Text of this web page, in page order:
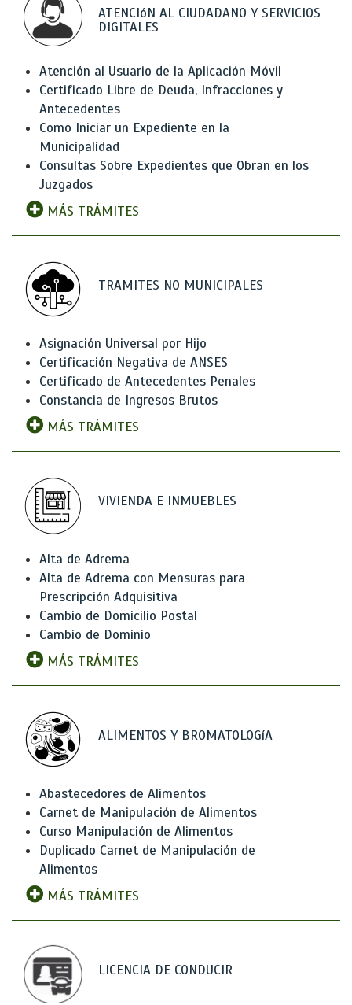
ATENCIóN AL CIUDADANO Y SERVICIOS
DIGITALES
Atención al Usuario de la Aplicación Móvil
Certificado Libre de Deuda, Infracciones y
Antecedentes
Como Iniciar un Expediente en la
Municipalidad
Consultas Sobre Expedientes que Obran en los
Juzgados
MÁS TRÁMITES
TRAMITES NO MUNICIPALES
Asignación Universal por Hijo
Certificación Negativa de ANSES
Certificado de Antecedentes Penales
Constancia de Ingresos Brutos
MÁS TRÁMITES
VIVIENDA E INMUEBLES
Alta de Adrema
Alta de Adrema con Mensuras para
Prescripción Adquisitiva
Cambio de Domicilio Postal
Cambio de Dominio
MÁS TRÁMITES
ALIMENTOS Y BROMATOLOGíA
Abastecedores de Alimentos
Carnet de Manipulación de Alimentos
Curso Manipulación de Alimentos
Duplicado Carnet de Manipulación de
Alimentos
MÁS TRÁMITES
LICENCIA DE CONDUCIR